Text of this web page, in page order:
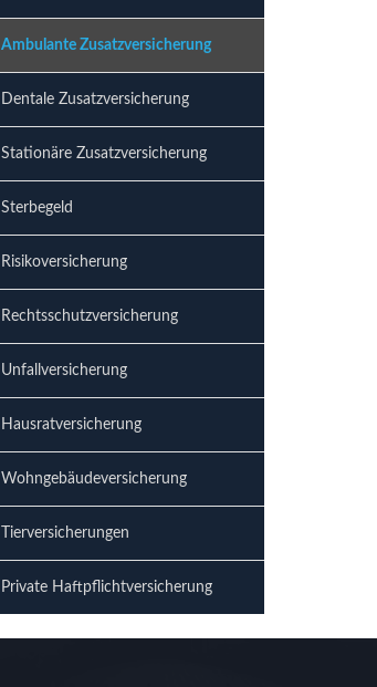
Ambulante Zusatzversicherung
Dentale Zusatzversicherung
Stationäre Zusatzversicherung
Sterbegeld
Risikoversicherung
Rechtsschutzversicherung
Unfallversicherung
Hausratversicherung
Wohngebäudeversicherung
Tierversicherungen
Private Haftpflichtversicherung